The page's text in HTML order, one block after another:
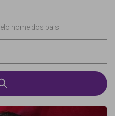
nome dos pais